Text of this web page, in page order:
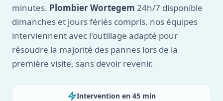
minutes. Plombier Wortegem 24h/7 disponible
dimanches et jours fériés compris, nos équipes
interviennent avec l'outillage adapté pour
résoudre la majorité des pannes lors de la
première visite, sans devoir revenir.
Intervention en 45 min